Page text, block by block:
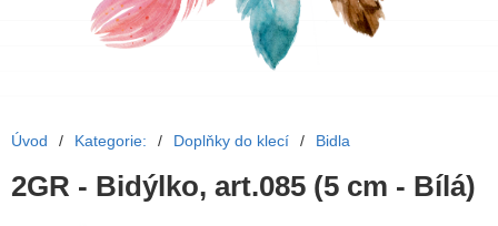
Úvod / Kategorie: / Doplňky do klecí / Bidla
2GR - Bidýlko, art.085 (5 cm - Bílá)